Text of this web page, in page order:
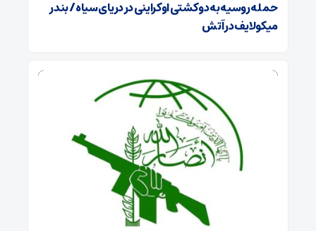
حمله روسیه به دو کشتی اوکراینی در دریای سیاه / بندر
میکولایف در آتش